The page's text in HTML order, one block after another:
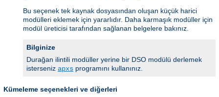
Bu seçenek tek kaynak dosyasından oluşan küçük harici
modülleri eklemek için yararlıdır. Daha karmaşık modüller için
modül üreticisi tarafından sağlanan belgelere bakınız.
Bilginize
Durağan ilintili modüller yerine bir DSO modülü derlemek
isterseniz apxs programını kullanınız.
Kümeleme seçenekleri ve diğerleri